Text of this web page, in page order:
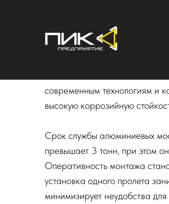
Модульные
современным технологиям и
высокую коррозийную
Срок службы алюминиевых
превышает 3 тонн, при этом
Оперативность монтажа
установка одного пролета
минимизирует неудобства